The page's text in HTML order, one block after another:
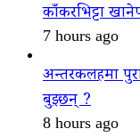
काँकरभिट्टा
7 hours ago
अन्तरकलहमा
बुझ्छन् ?
8 hours ago